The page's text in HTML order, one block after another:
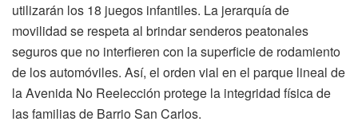
utilizarán los 18 juegos infantiles. La jerarquía de
movilidad se respeta al brindar senderos peatonales
seguros que no interfieren con la superficie de rodamiento
de los automóviles. Así, el orden vial en el parque lineal de
la Avenida No Reelección protege la integridad física de
las familias de Barrio San Carlos.